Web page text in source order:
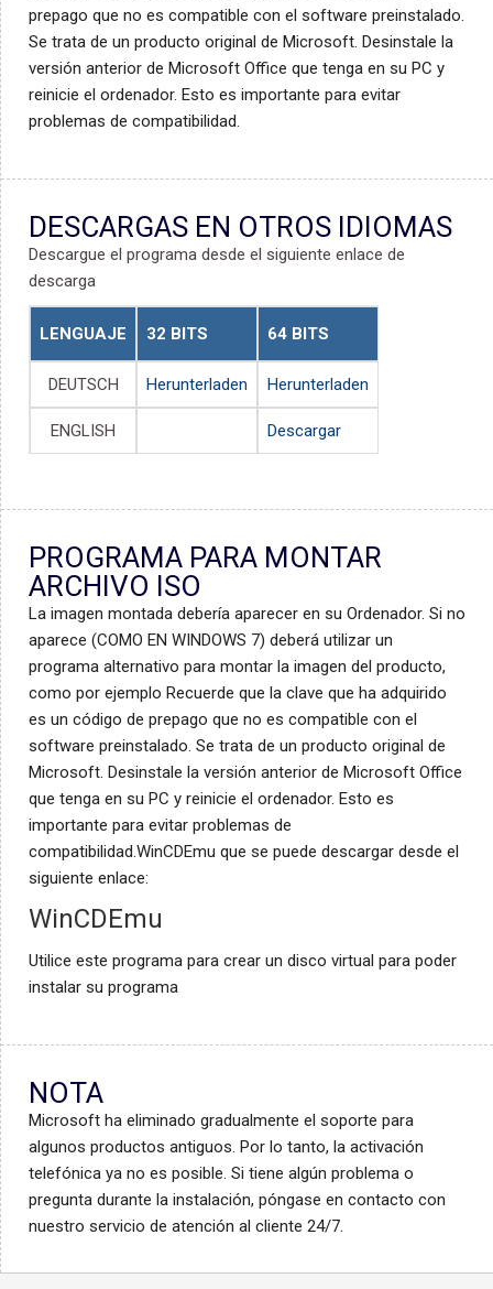
prepago que no es compatible con el software preinstalado.
Se trata de un producto original de Microsoft. Desinstale la
versión anterior de Microsoft Office que tenga en su PC y
reinicie el ordenador. Esto es importante para evitar
problemas de compatibilidad.
DESCARGAS EN OTROS IDIOMAS
Descargue el programa desde el siguiente enlace de
descarga
LENGUAJE 32 BITS 64 BITS
DEUTSCH Herunterladen Herunterladen
ENGLISH Descargar
PROGRAMA PARA MONTAR
ARCHIVO ISO
La imagen montada debería aparecer en su Ordenador. Si no
aparece (COMO EN WINDOWS 7) deberá utilizar un
programa alternativo para montar la imagen del producto,
como por ejemplo Recuerde que la clave que ha adquirido
es un código de prepago que no es compatible con el
software preinstalado. Se trata de un producto original de
Microsoft. Desinstale la versión anterior de Microsoft Office
que tenga en su PC y reinicie el ordenador. Esto es
importante para evitar problemas de
compatibilidad.WinCDEmu que se puede descargar desde el
siguiente enlace:
WinCDEmu
Utilice este programa para crear un disco virtual para poder
instalar su programa
NOTA
Microsoft ha eliminado gradualmente el soporte para
algunos productos antiguos. Por lo tanto, la activación
telefónica ya no es posible. Si tiene algún problema o
pregunta durante la instalación, póngase en contacto con
nuestro servicio de atención al cliente 24/7.